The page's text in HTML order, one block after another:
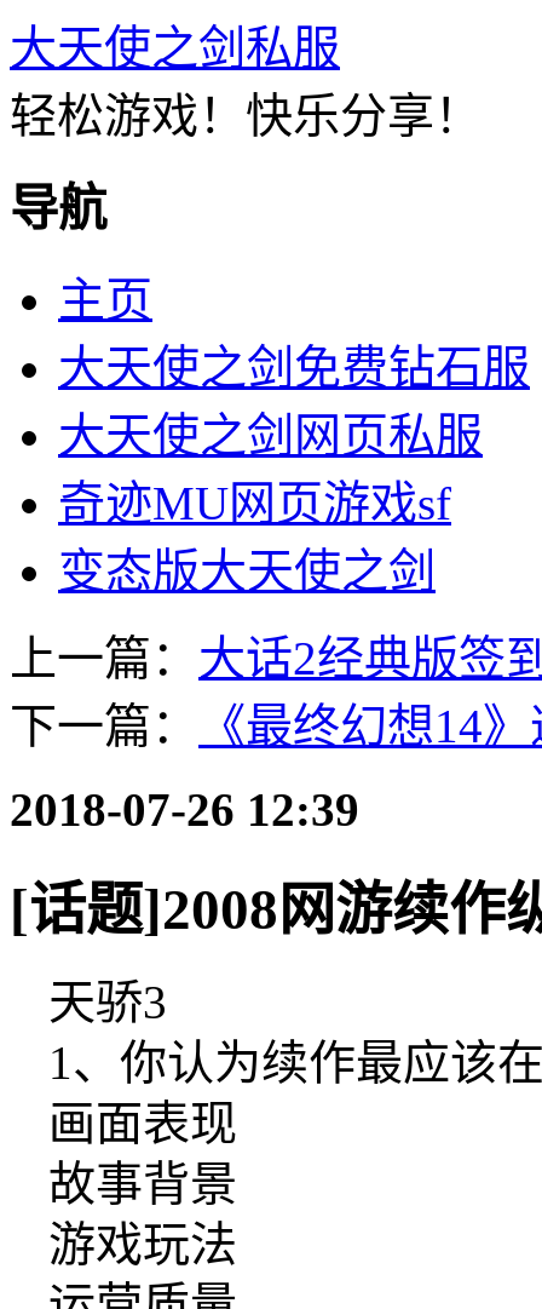
大天使之剑私服
轻松游戏！快乐分享！
导航
主页
大天使之剑免费钻石服
大天使之剑网页私服
奇迹MU网页游戏sf
变态版大天使之剑
上一篇： 大话2经典版签
下一篇：
《最终幻想14
2018-07-26 12:39
[话题]2008网游续作
天骄3
1、你认为续作最应该
画面表现
故事背景
游戏玩法